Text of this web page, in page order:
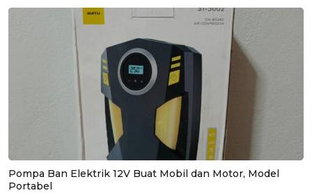
Pompa Ban Elektrik 12V Buat Mobil dan Motor, Model
Portabel